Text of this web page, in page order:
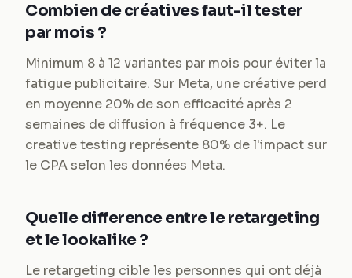
Combien de créatives faut-il tester
par mois ?
Minimum 8 à 12 variantes par mois pour éviter la
fatigue publicitaire. Sur Meta, une créative perd
en moyenne 20% de son efficacité après 2
semaines de diffusion à fréquence 3+. Le
creative testing représente 80% de l'impact sur
le CPA selon les données Meta.
Quelle difference entre le retargeting
et le lookalike ?
Le retargeting cible les personnes qui ont déjà